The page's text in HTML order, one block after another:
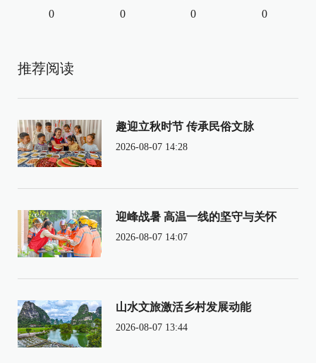
0 0 0 0
推荐阅读
趣迎立秋时节 传承民俗文脉
2026-08-07 14:28
迎峰战暑 高温一线的坚守与关怀
2026-08-07 14:07
山水文旅激活乡村发展动能
2026-08-07 13:44